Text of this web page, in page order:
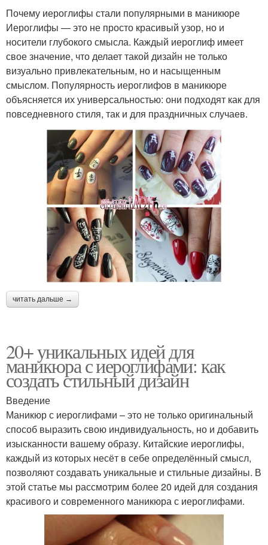
Символы для маникюра Гель-лак для маникюра
Цвета в маникюре Зона для маникюра
Ногти к маникюру Лак для маникюра
От японский маникюр Китайский иероглиф
Маникюр в китайском
стиле
Маникюр с японскими
Денежные иероглифы Элементы в маникюре
Маникюр в корейском
стиле
французский маникюр
Стихия для маникюра
Маникюр с японской
тематикой
летний маникюр Маникюр с цветами
Почему иероглифы стали популярными в маникюре
Иероглифы — это не просто красивый узор, но и
носители глубокого смысла. Каждый иероглиф имеет
свое значение, что делает такой дизайн не только
визуально привлекательным, но и насыщенным
смыслом. Популярность иероглифов в маникюре
объясняется их универсальностью: они подходят как для
повседневного стиля, так и для праздничных случаев.
читать дальше →
20+ уникальных идей для
маникюра с иероглифами: как
создать стильный дизайн
Введение
Маникюр с иероглифами – это не только оригинальный
способ выразить свою индивидуальность, но и добавить
изысканности вашему образу. Китайские иероглифы,
каждый из которых несёт в себе определённый смысл,
позволяют создавать уникальные и стильные дизайны. В
этой статье мы рассмотрим более 20 идей для создания
красивого и современного маникюра с иероглифами.